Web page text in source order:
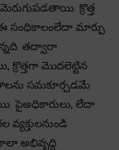
క్రొత్త
సంధికాలంలేదా మార్పు
తద్వారా
క్రొత్తగా మొదలెట్టిన
సమకూర్చడమే
పైఅధికారులు, లేదా
అభివృద్ధి